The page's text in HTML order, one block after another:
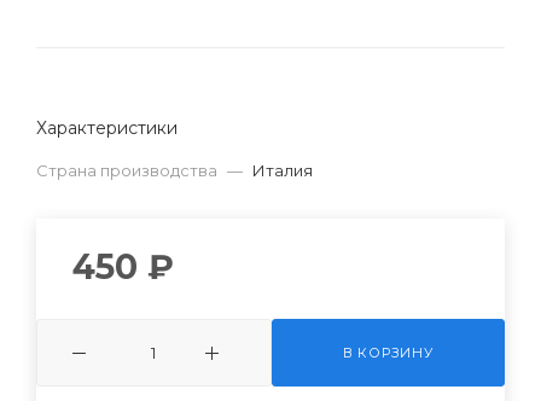
Характеристики
Страна производства — Италия
450 ₽
В КОРЗИНУ